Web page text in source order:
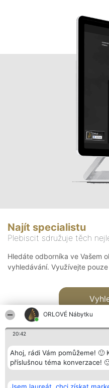
ORLOVÉ Nábytku
20:42
Ahoj, rádi Vám pomůžeme! 🙂
příslušnou téma konverzace!
Najít specialistu
Plebiscit sdružuje těch
Hledáte odborníka ve Vašem
vyhledávání. Využívejte
Bright Side Solutions sp. z o.